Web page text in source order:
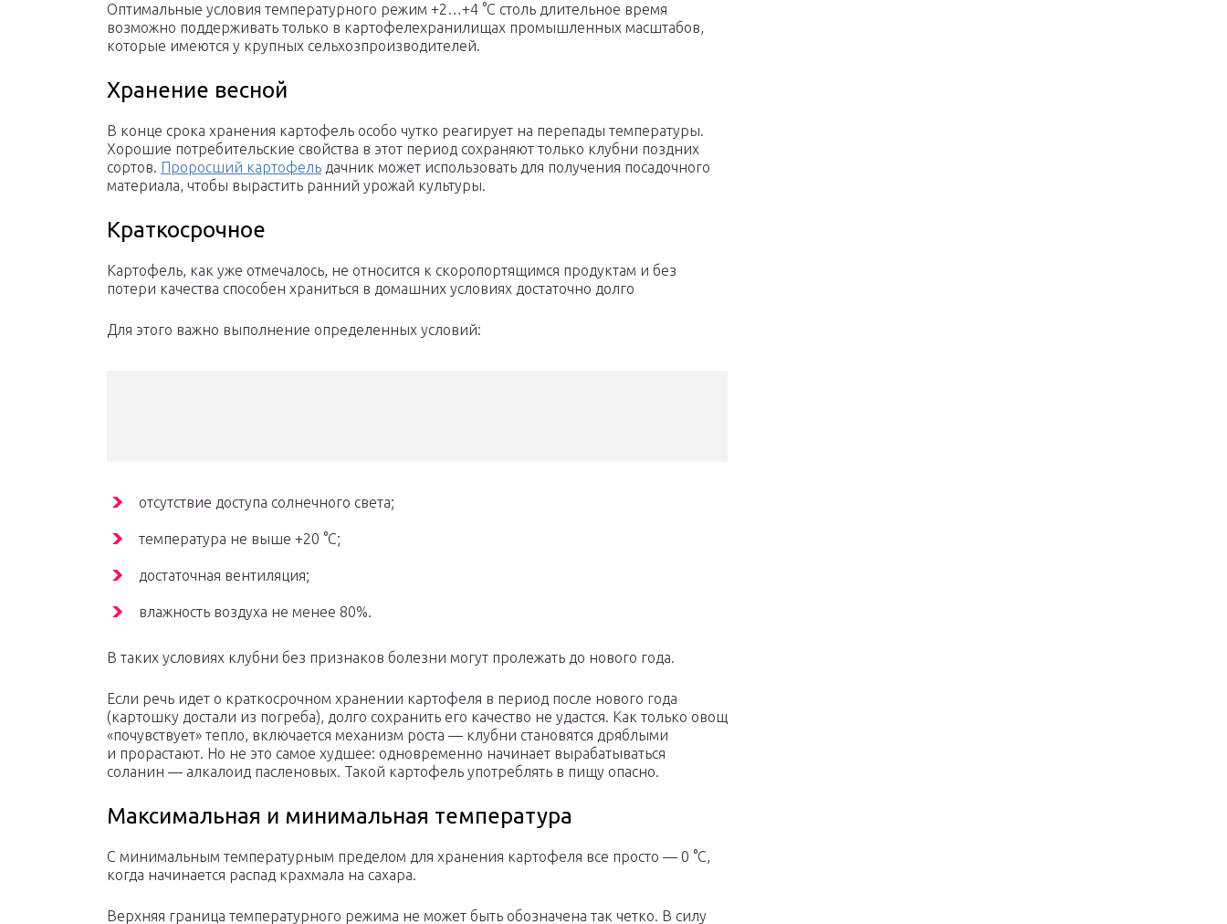
Оптимальные условия температурного режим +2…+4 °C столь длительное время
возможно поддерживать только в картофелехранилищах промышленных масштабов,
которые имеются у крупных сельхозпроизводителей.
Хранение весной
В конце срока хранения картофель особо чутко реагирует на перепады температуры.
Хорошие потребительские свойства в этот период сохраняют только клубни поздних
сортов. Проросший картофель дачник может использовать для получения посадочного
материала, чтобы вырастить ранний урожай культуры.
Краткосрочное
Картофель, как уже отмечалось, не относится к скоропортящимся продуктам и без
потери качества способен храниться в домашних условиях достаточно долго
Для этого важно выполнение определенных условий:
отсутствие доступа солнечного света;
температура не выше +20 °C;
достаточная вентиляция;
влажность воздуха не менее 80%.
В таких условиях клубни без признаков болезни могут пролежать до нового года.
Если речь идет о краткосрочном хранении картофеля в период после нового года
(картошку достали из погреба), долго сохранить его качество не удастся. Как только овощ
«почувствует» тепло, включается механизм роста — клубни становятся дряблыми
и прорастают. Но не это самое худшее: одновременно начинает вырабатываться
соланин — алкалоид пасленовых. Такой картофель употреблять в пищу опасно.
Максимальная и минимальная температура
С минимальным температурным пределом для хранения картофеля все просто — 0 °C,
когда начинается распад крахмала на сахара.
Верхняя граница температурного режима не может быть обозначена так четко. В силу